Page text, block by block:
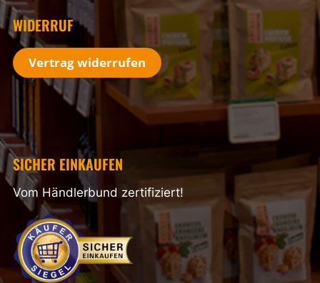
WIDERRUF
Vertrag widerrufen
SICHER EINKAUFEN
Vom Händlerbund zertifiziert!